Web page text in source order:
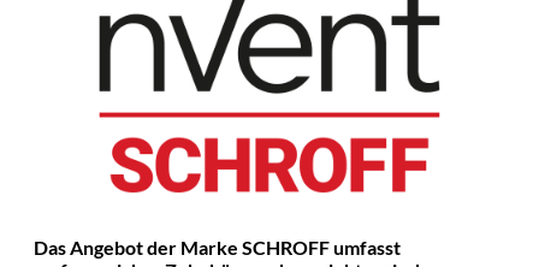
Das Angebot der Marke SCHROFF umfasst